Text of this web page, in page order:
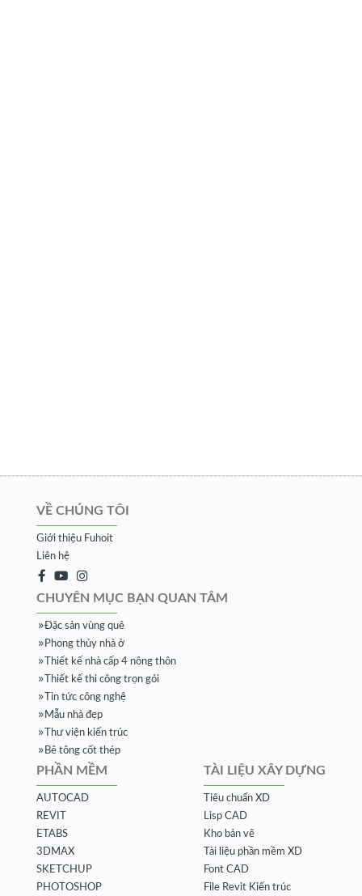
VỀ CHÚNG TÔI
Giới thiệu Fuhoit
Liên hệ
CHUYÊN MỤC BẠN QUAN TÂM
Đặc sản vùng quê
Phong thủy nhà ở
Thiết kế nhà cấp 4 nông thôn
Thiết kế thi công trọn gói
Tin tức công nghệ
Mẫu nhà đẹp
Thư viện kiến trúc
Bê tông cốt thép
PHẦN MỀM
AUTOCAD
REVIT
ETABS
3DMAX
SKETCHUP
PHOTOSHOP
TÀI LIỆU XÂY DỰNG
Tiêu chuẩn XD
Lisp CAD
Kho bản vẽ
Tài liệu phần mềm XD
Font CAD
File Revit Kiến trúc